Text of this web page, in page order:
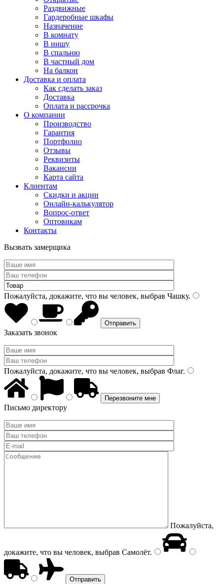
Раздвижные
Гардеробные шкафы
Назначение
В комнату
В нишу
В спальню
В частный дом
На балкон
Доставка и оплата
Как сделать заказ
Доставка
Оплата и рассрочка
О компании
Производство
Гарантия
Портфолио
Отзывы
Реквизиты
Вакансии
Карта сайта
Клиентам
Скидки и акции
Онлайн-калькулятор
Вопрос-ответ
Оптовикам
Контакты
Вызвать замерщика
Пожалуйста, докажите, что вы человек, выбрав Чашку.
Заказать звонок
Пожалуйста, докажите, что вы человек, выбрав Флаг.
Письмо директору
Пожалуйста,
докажите, что вы человек, выбрав Самолёт.